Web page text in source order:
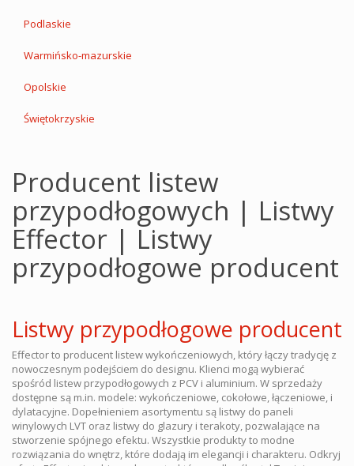
Podlaskie
Warmińsko-mazurskie
Opolskie
Świętokrzyskie
Producent listew
przypodłogowych | Listwy
Effector | Listwy
przypodłogowe producent
Listwy przypodłogowe producent
Effector to producent listew wykończeniowych, który łączy tradycję z
nowoczesnym podejściem do designu. Klienci mogą wybierać
spośród listew przypodłogowych z PCV i aluminium. W sprzedaży
dostępne są m.in. modele: wykończeniowe, cokołowe, łączeniowe, i
dylatacyjne. Dopełnieniem asortymentu są listwy do paneli
winylowych LVT oraz listwy do glazury i terakoty, pozwalające na
stworzenie spójnego efektu. Wszystkie produkty to modne
rozwiązania do wnętrz, które dodają im elegancji i charakteru. Odkryj